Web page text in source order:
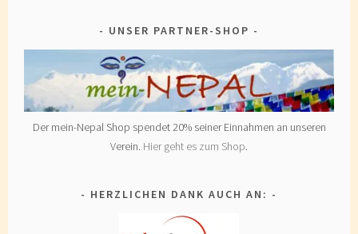
UNSER PARTNER-SHOP
Der mein-Nepal Shop spendet 20% seiner Einnahmen an unseren
Verein. Hier geht es zum Shop.
HERZLICHEN DANK AUCH AN: